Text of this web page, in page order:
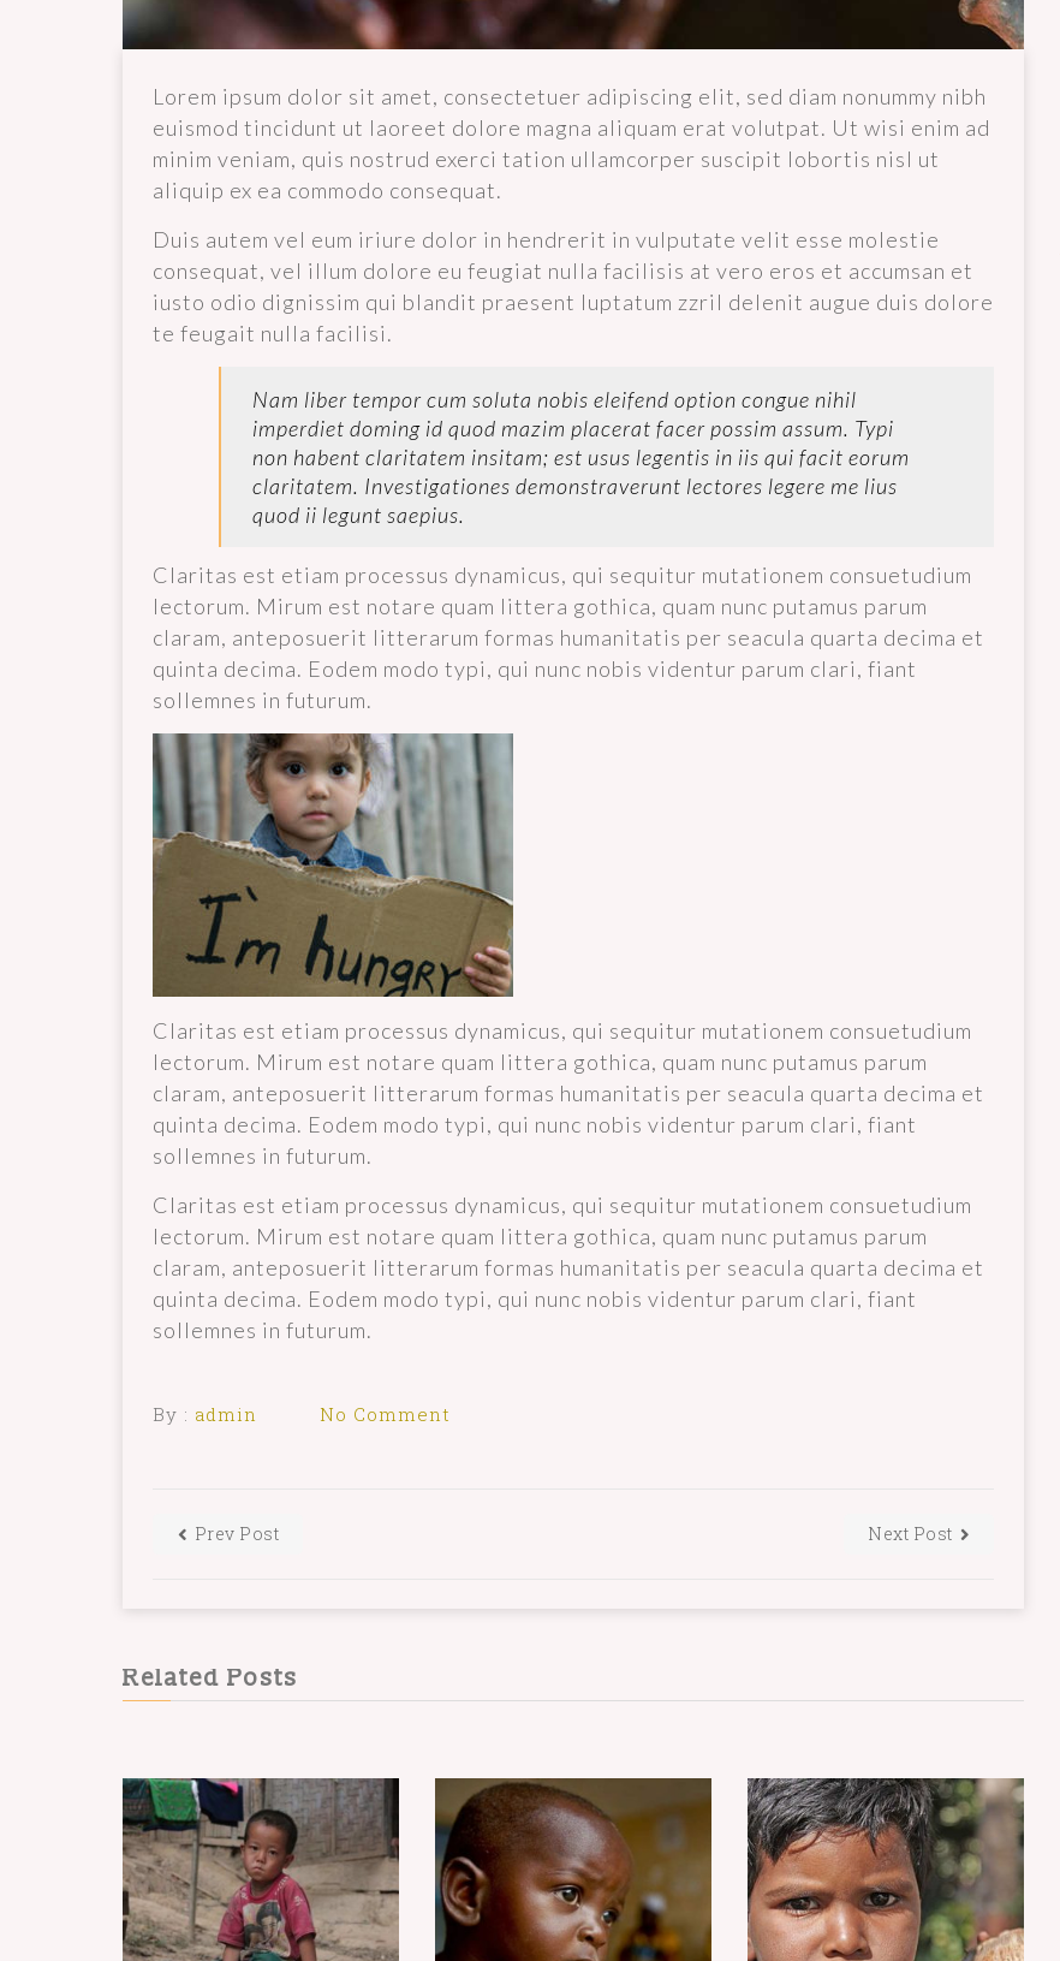
Lorem ipsum dolor sit amet, consectetuer adipiscing elit, sed diam nonummy nibh
euismod tincidunt ut laoreet dolore magna aliquam erat volutpat. Ut wisi enim ad
minim veniam, quis nostrud exerci tation ullamcorper suscipit lobortis nisl ut
aliquip ex ea commodo consequat.
Duis autem vel eum iriure dolor in hendrerit in vulputate velit esse molestie
consequat, vel illum dolore eu feugiat nulla facilisis at vero eros et accumsan et
iusto odio dignissim qui blandit praesent luptatum zzril delenit augue duis dolore
te feugait nulla facilisi.
Nam liber tempor cum soluta nobis eleifend option congue nihil
imperdiet doming id quod mazim placerat facer possim assum. Typi
non habent claritatem insitam; est usus legentis in iis qui facit eorum
claritatem. Investigationes demonstraverunt lectores legere me lius
quod ii legunt saepius.
Claritas est etiam processus dynamicus, qui sequitur mutationem consuetudium
lectorum. Mirum est notare quam littera gothica, quam nunc putamus parum
claram, anteposuerit litterarum formas humanitatis per seacula quarta decima et
quinta decima. Eodem modo typi, qui nunc nobis videntur parum clari, fiant
sollemnes in futurum.
Claritas est etiam processus dynamicus, qui sequitur mutationem consuetudium
lectorum. Mirum est notare quam littera gothica, quam nunc putamus parum
claram, anteposuerit litterarum formas humanitatis per seacula quarta decima et
quinta decima. Eodem modo typi, qui nunc nobis videntur parum clari, fiant
sollemnes in futurum.
Claritas est etiam processus dynamicus, qui sequitur mutationem consuetudium
lectorum. Mirum est notare quam littera gothica, quam nunc putamus parum
claram, anteposuerit litterarum formas humanitatis per seacula quarta decima et
quinta decima. Eodem modo typi, qui nunc nobis videntur parum clari, fiant
sollemnes in futurum.
By : admin No Comment
Prev Post Next Post
Related Posts